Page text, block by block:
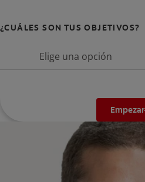
¿CUÁLES SON TUS OBJETIVOS?
Elige una opción
Empezar